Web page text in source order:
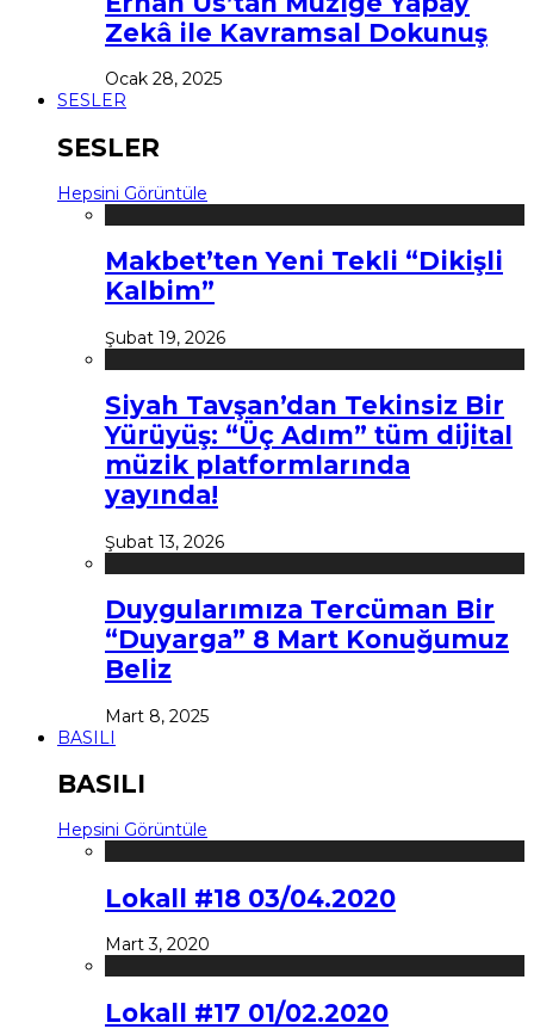
Zekâ ile Kavramsal Dokunuş
Ocak 28, 2025
SESLER
SESLER
Hepsini Görüntüle
Makbet’ten Yeni Tekli “Dikişli
Kalbim”
Şubat 19, 2026
Siyah Tavşan’dan Tekinsiz Bir
Yürüyüş: “Üç Adım” tüm dijital
müzik platformlarında
yayında!
Şubat 13, 2026
Duygularımıza Tercüman Bir
“Duyarga” 8 Mart Konuğumuz
Beliz
Mart 8, 2025
BASILI
BASILI
Hepsini Görüntüle
Lokall #18 03/04.2020
Mart 3, 2020
Lokall #17 01/02.2020